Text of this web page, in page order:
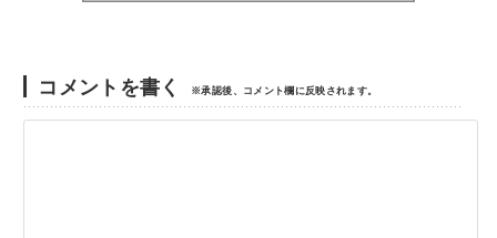
コメントを書く ※承認後、コメント欄に反映されます。